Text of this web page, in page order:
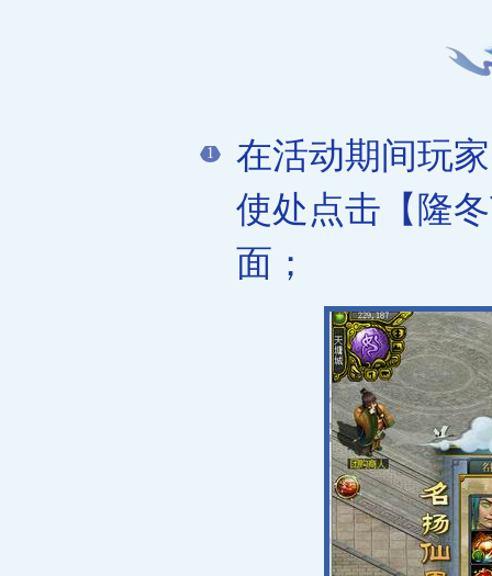
1
在活动期间玩
使处点击【隆
面；